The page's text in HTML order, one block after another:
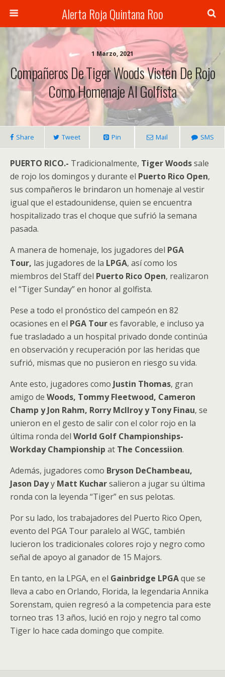
Alerta Roja Quintana Roo
1 Marzo, 2021
Compañeros De Tiger Woods Visten De Rojo
Como Homenaje Al Golfista
Share Tweet Pin Mail SMS
PUERTO RICO.- Tradicionalmente, Tiger Woodssale
de rojo los domingos y durante el Puerto Rico Open,
sus compañeros le brindaron un homenaje al vestir
igual que el estadounidense, quien se encuentra
hospitalizado tras el choque que sufrió la semana
pasada.
A manera de homenaje, los jugadores del PGA
Tour, las jugadores de la LPGA, así como los
miembros del Staff del Puerto Rico Open, realizaron
el “Tiger Sunday” en honor al golfista.
Pese a todo el pronóstico del campeón en 82
ocasiones en el PGA Toures favorable, e incluso ya
fue trasladado a un hospital privado donde continúa
en observación y recuperación por las heridas que
sufrió, mismas que no pusieron en riesgo su vida.
Ante esto, jugadores como Justin Thomas, gran
amigo de Woods, Tommy Fleetwood, Cameron
Champ y Jon Rahm, Rorry Mcllroy y Tony Finau, se
unieron en el gesto de salir con el color rojo en la
última ronda del World Golf Championships-
Workday Championship at The Concessiion.
Además, jugadores como Bryson DeChambeau,
Jason Dayy Matt Kucharsalieron a jugar su última
ronda con la leyenda “Tiger” en sus pelotas.
Por su lado, los trabajadores del Puerto Rico Open,
evento del PGA Tour paralelo al WGC, también
lucieron los tradicionales colores rojo y negro como
señal de apoyo al ganador de 15 Majors.
En tanto, en la LPGA, en el Gainbridge LPGAque se
lleva a cabo en Orlando, Florida, la legendaria Annika
Sorenstam, quien regresó a la competencia para este
torneo tras 13 años, lució en rojo y negro tal como
Tiger lo hace cada domingo que compite.